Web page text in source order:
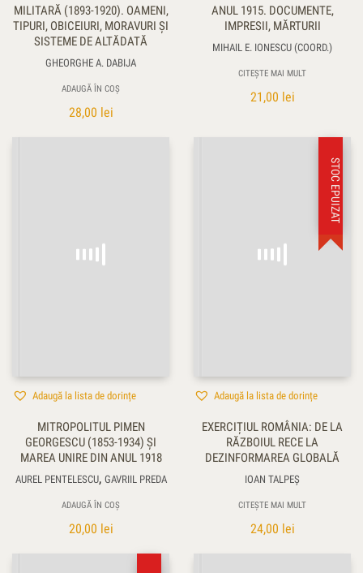
MILITARĂ (1893-1920). OAMENI,
TIPURI, OBICEIURI, MORAVURI ŞI
SISTEME DE ALTĂDATĂ
GHEORGHE A. DABIJA
ADAUGĂ ÎN COȘ
28,00 lei
ANUL 1915. DOCUMENTE,
IMPRESII, MĂRTURII
MIHAIL E. IONESCU (COORD.)
CITEȘTE MAI MULT
21,00 lei
Adaugă la lista de dorințe
MITROPOLITUL PIMEN
GEORGESCU (1853-1934) ŞI
MAREA UNIRE DIN ANUL 1918
AUREL PENTELESCU, GAVRIIL PREDA
ADAUGĂ ÎN COȘ
20,00 lei
STOC EPUIZAT
Adaugă la lista de dorințe
EXERCIȚIUL ROMÂNIA: DE LA
RĂZBOIUL RECE LA
DEZINFORMAREA GLOBALĂ
IOAN TALPEŞ
CITEȘTE MAI MULT
24,00 lei